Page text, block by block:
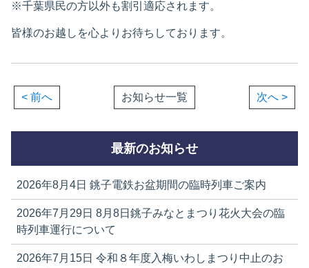
※千葉県民の方以外も割引適応されます。
皆様のお越しを心よりお待ちしております。
< 前へ お知らせ一覧 次へ >
最新のお知らせ
2026年8月4日 銚子電鉄お盆期間の臨時列車ご案内
2026年7月29日 8月8日銚子みなとまつり花火大会の臨
時列車運行について
2026年7月15日 令和８年度入梅いわしまつり中止のお